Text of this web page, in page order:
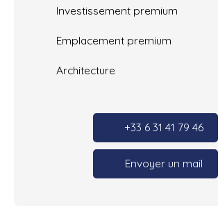
Investissement premium
Emplacement premium
Architecture
+33 6 31 41 79 46
Envoyer un mail